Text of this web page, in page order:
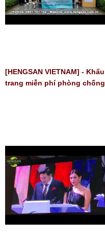
[HENGSAN VIETNAM] - Khẩu
trang miễn phí phòng chống